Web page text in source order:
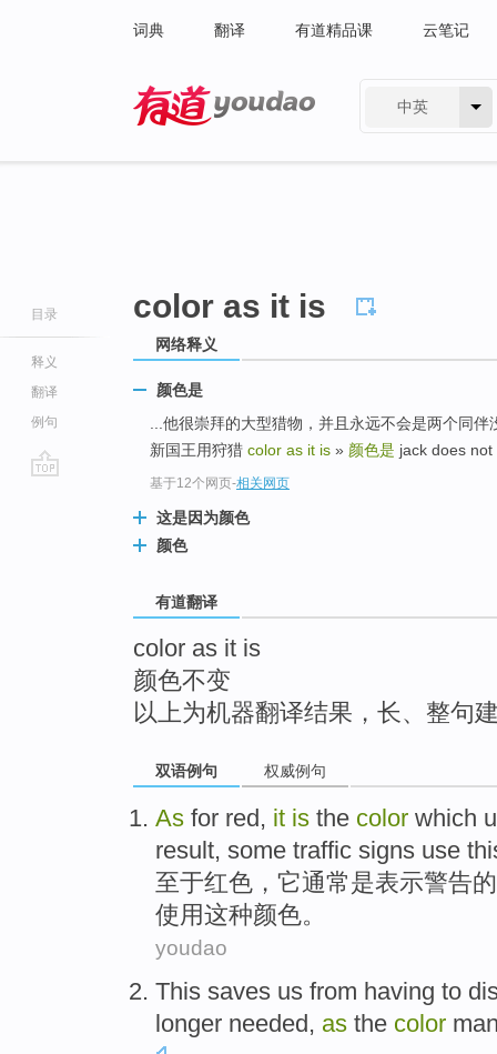
词典 翻译 有道精品课 云笔记
中英
目录
释义
翻译
例句
color as it is
网络释义
颜色是
...他很崇拜的大型猎物，并且永远不会是两个同
新国王用狩猎 color as it is » 颜色是 jack does
基于12个网页-相关网页
这是因为颜色
颜色
有道翻译
color as it is
颜色不变
以上为机器翻译结果，长、整句
双语例句 权威例句
As for red, it is the color which
result, some traffic signs use
至于红色，它通常是表示警告
使用这种颜色。
youdao
This saves us from having to
longer needed, as the color